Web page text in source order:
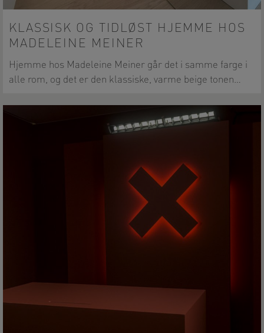
KLASSISK OG TIDLØST HJEMME HOS
MADELEINE MEINER
Hjemme hos Madeleine Meiner går det i samme farge i
alle rom, og det er den klassiske, varme beige tonen…